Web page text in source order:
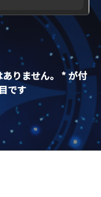
りません。 *が付
です